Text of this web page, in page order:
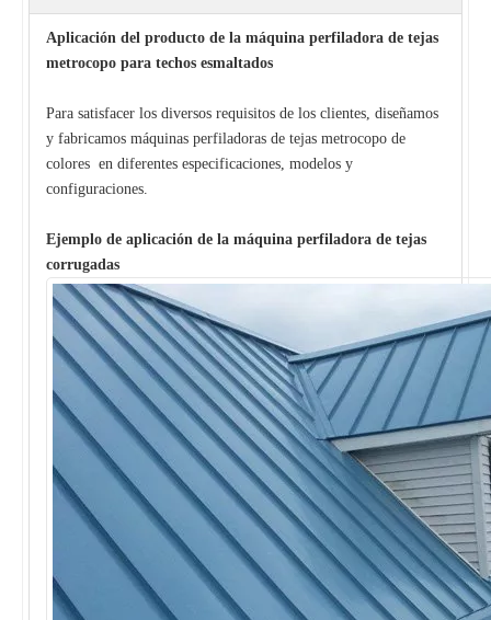
Aplicación del producto de la máquina perfiladora de tejas
metrocopo para techos esmaltados
Para satisfacer los diversos requisitos de los clientes, diseñamos
y fabricamos máquinas perfiladoras de tejas metrocopo de
colores en diferentes especificaciones, modelos y
configuraciones.
Ejemplo de aplicación de la máquina perfiladora de tejas
corrugadas